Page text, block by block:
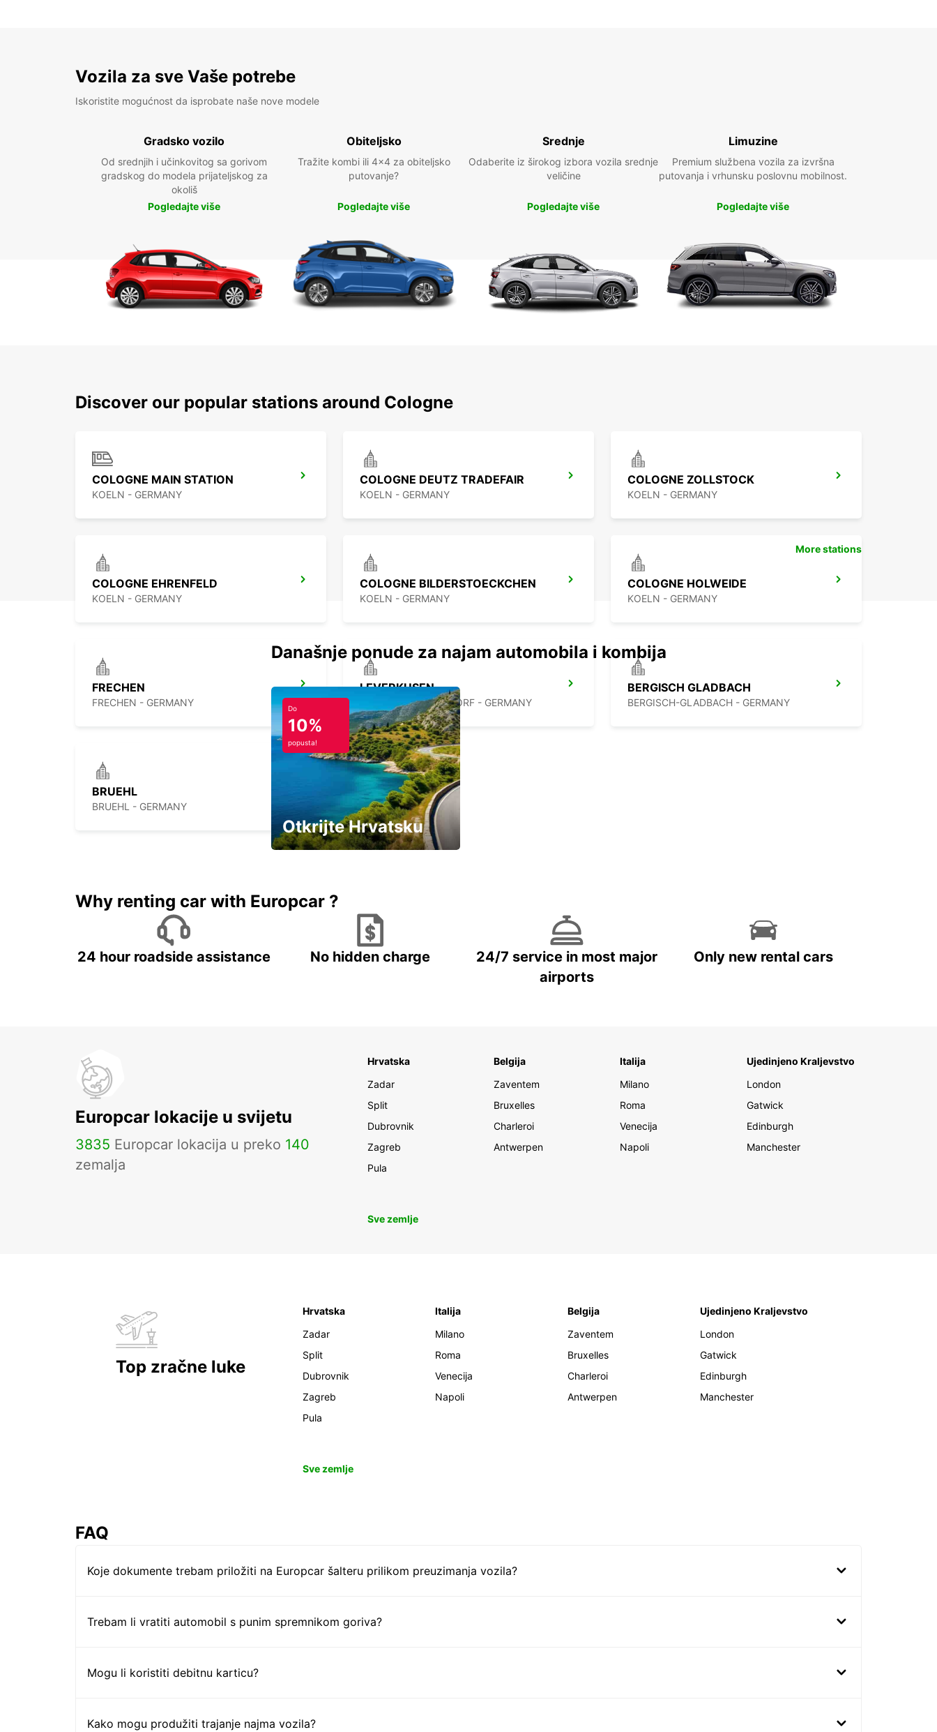
Vozila za sve Vaše potrebe
Iskoristite mogućnost da isprobate naše nove modele
Gradsko vozilo
Od srednjih i učinkovitog sa gorivom
gradskog do modela prijateljskog za
okoliš
Pogledajte više
Obiteljsko
Tražite kombi ili 4x4 za obiteljsko
putovanje?
Pogledajte više
Srednje
Odaberite iz širokog izbora vozila srednje
veličine
Pogledajte više
Limuzine
Premium službena vozila za izvršna
putovanja i vrhunsku poslovnu mobilnost.
Pogledajte više
Discover our popular stations around Cologne
COLOGNE MAIN STATION
KOELN - GERMANY
COLOGNE DEUTZ TRADEFAIR
KOELN - GERMANY
COLOGNE ZOLLSTOCK
KOELN - GERMANY
COLOGNE EHRENFELD
KOELN - GERMANY
COLOGNE BILDERSTOECKCHEN
KOELN - GERMANY
COLOGNE HOLWEIDE
KOELN - GERMANY
FRECHEN
FRECHEN - GERMANY
LEVERKUSEN
LEVERKUSEN WIESDORF - GERMANY
BERGISCH GLADBACH
BERGISCH-GLADBACH - GERMANY
BRUEHL
BRUEHL - GERMANY
More stations
Današnje ponude za najam automobila i kombija
Do
10%
popusta!
Otkrijte Hrvatsku
Why renting car with Europcar ?
24 hour roadside assistance No hidden charge
24/7 service in most major
airports
Only new rental cars
Europcar lokacije u svijetu
3835 Europcar lokacija u preko 140
zemalja
Hrvatska
Zadar
Split
Dubrovnik
Zagreb
Pula
Belgija
Zaventem
Bruxelles
Charleroi
Antwerpen
Italija
Milano
Roma
Venecija
Napoli
Ujedinjeno Kraljevstvo
London
Gatwick
Edinburgh
Manchester
Sve zemlje
Top zračne luke
Hrvatska
Zadar
Split
Dubrovnik
Zagreb
Pula
Italija
Milano
Roma
Venecija
Napoli
Belgija
Zaventem
Bruxelles
Charleroi
Antwerpen
Ujedinjeno Kraljevstvo
London
Gatwick
Edinburgh
Manchester
Sve zemlje
FAQ
Koje dokumente trebam priložiti na Europcar šalteru prilikom preuzimanja vozila?
Trebam li vratiti automobil s punim spremnikom goriva?
Mogu li koristiti debitnu karticu?
Kako mogu produžiti trajanje najma vozila?